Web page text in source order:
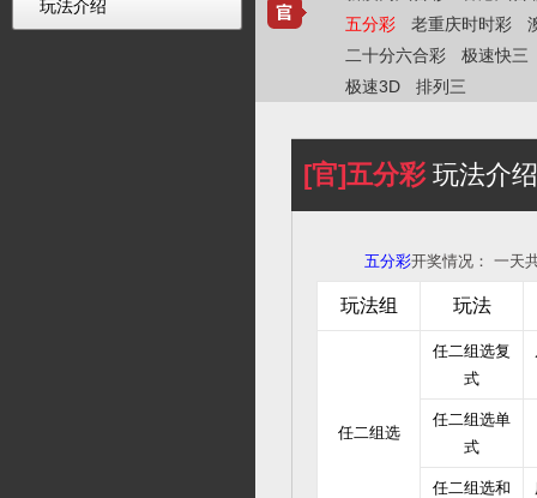
玩法介绍
五分彩
老重庆时时彩
二十分六合彩
极速快三
极速3D
排列三
[官]五分彩玩法介绍
五分彩开奖情况： 一天
玩法组 玩法
任二组选
任二组选复
式
任二组选单
式
任二组选和